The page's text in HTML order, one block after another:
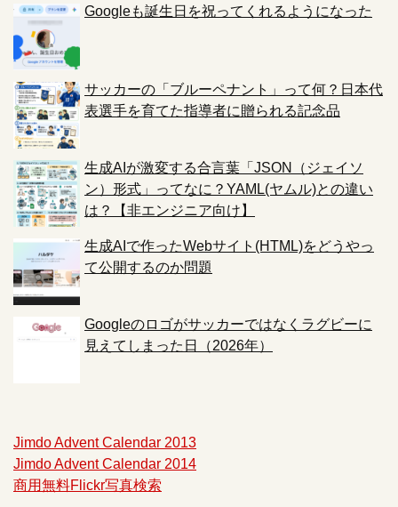
Googleも誕生日を祝ってくれるようになった
サッカーの「ブルーペナント」って何？日本代
表選手を育てた指導者に贈られる記念品
生成AIが激変する合言葉「JSON（ジェイソ
ン）形式」ってなに？YAML(ヤムル)との違い
は？【非エンジニア向け】
生成AIで作ったWebサイト(HTML)をどうやっ
て公開するのか問題
Googleのロゴがサッカーではなくラグビーに
見えてしまった日（2026年）
Jimdo Advent Calendar 2013
Jimdo Advent Calendar 2014
商用無料Flickr写真検索